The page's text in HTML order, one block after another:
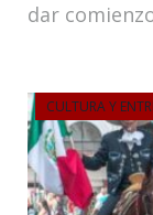
dar
CULTURA Y